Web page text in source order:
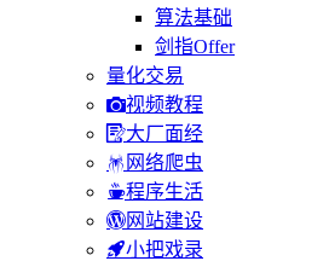
算法基础
剑指Offer
量化交易
视频教程
大厂面经
网络爬虫
程序生活
网站建设
小把戏录